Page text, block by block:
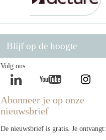
Blijf op de hoogte
Volg ons
Abonneer je op onze
nieuwsbrief
De nieuwsbrief is gratis. Je ontvangt: